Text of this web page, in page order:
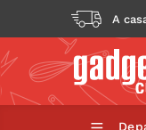
A